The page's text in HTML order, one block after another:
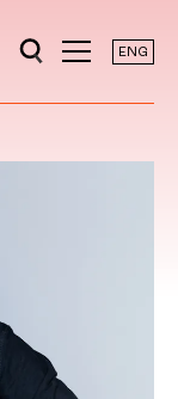
ENG